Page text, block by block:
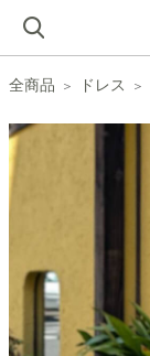
全商品 ドレス